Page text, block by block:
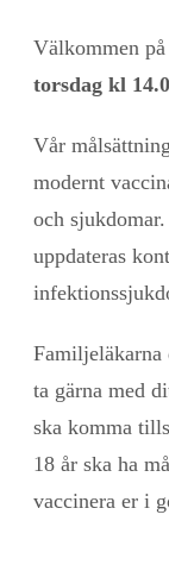
Välkommen
torsdag kl
Vår
modernt
och
uppdateras
Familjeläkarna
ta gärna med
ska komma
18 år ska ha
vaccinera er i